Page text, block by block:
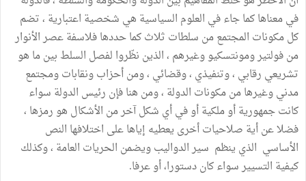
في معناها كما جاء في العلوم السياسية هي شخصية اعتبارية ، تضم
كل مكونات المجتمع من سلطات ثلاث كما حددها فلاسفة عصر الأنوار
من فولتير ومونتسكيو وغيرهم ، الذين نظّروا لفصل السلط بين ما هو
تشريعي رقابي ، وتنفيذي ، وقضائي ، ومن أحزاب ونقابات ومجتمع
مدني وغيرها من مكونات الدولة ، ومن هنا فإن رئيس الدولة سواء
كانت جمهورية أو ملكية أو في أي شكل آخر من الأشكال هو رمزها ،
فضلا عن أية صلاحيات أخرى يعطيه إياها على اختلافها النص
الأساسي الذي ينظم سير الدواليب ويضمن الحريات العامة ، وكذلك
كيفية التسيير سواء كان دستورا، أو عرفا.